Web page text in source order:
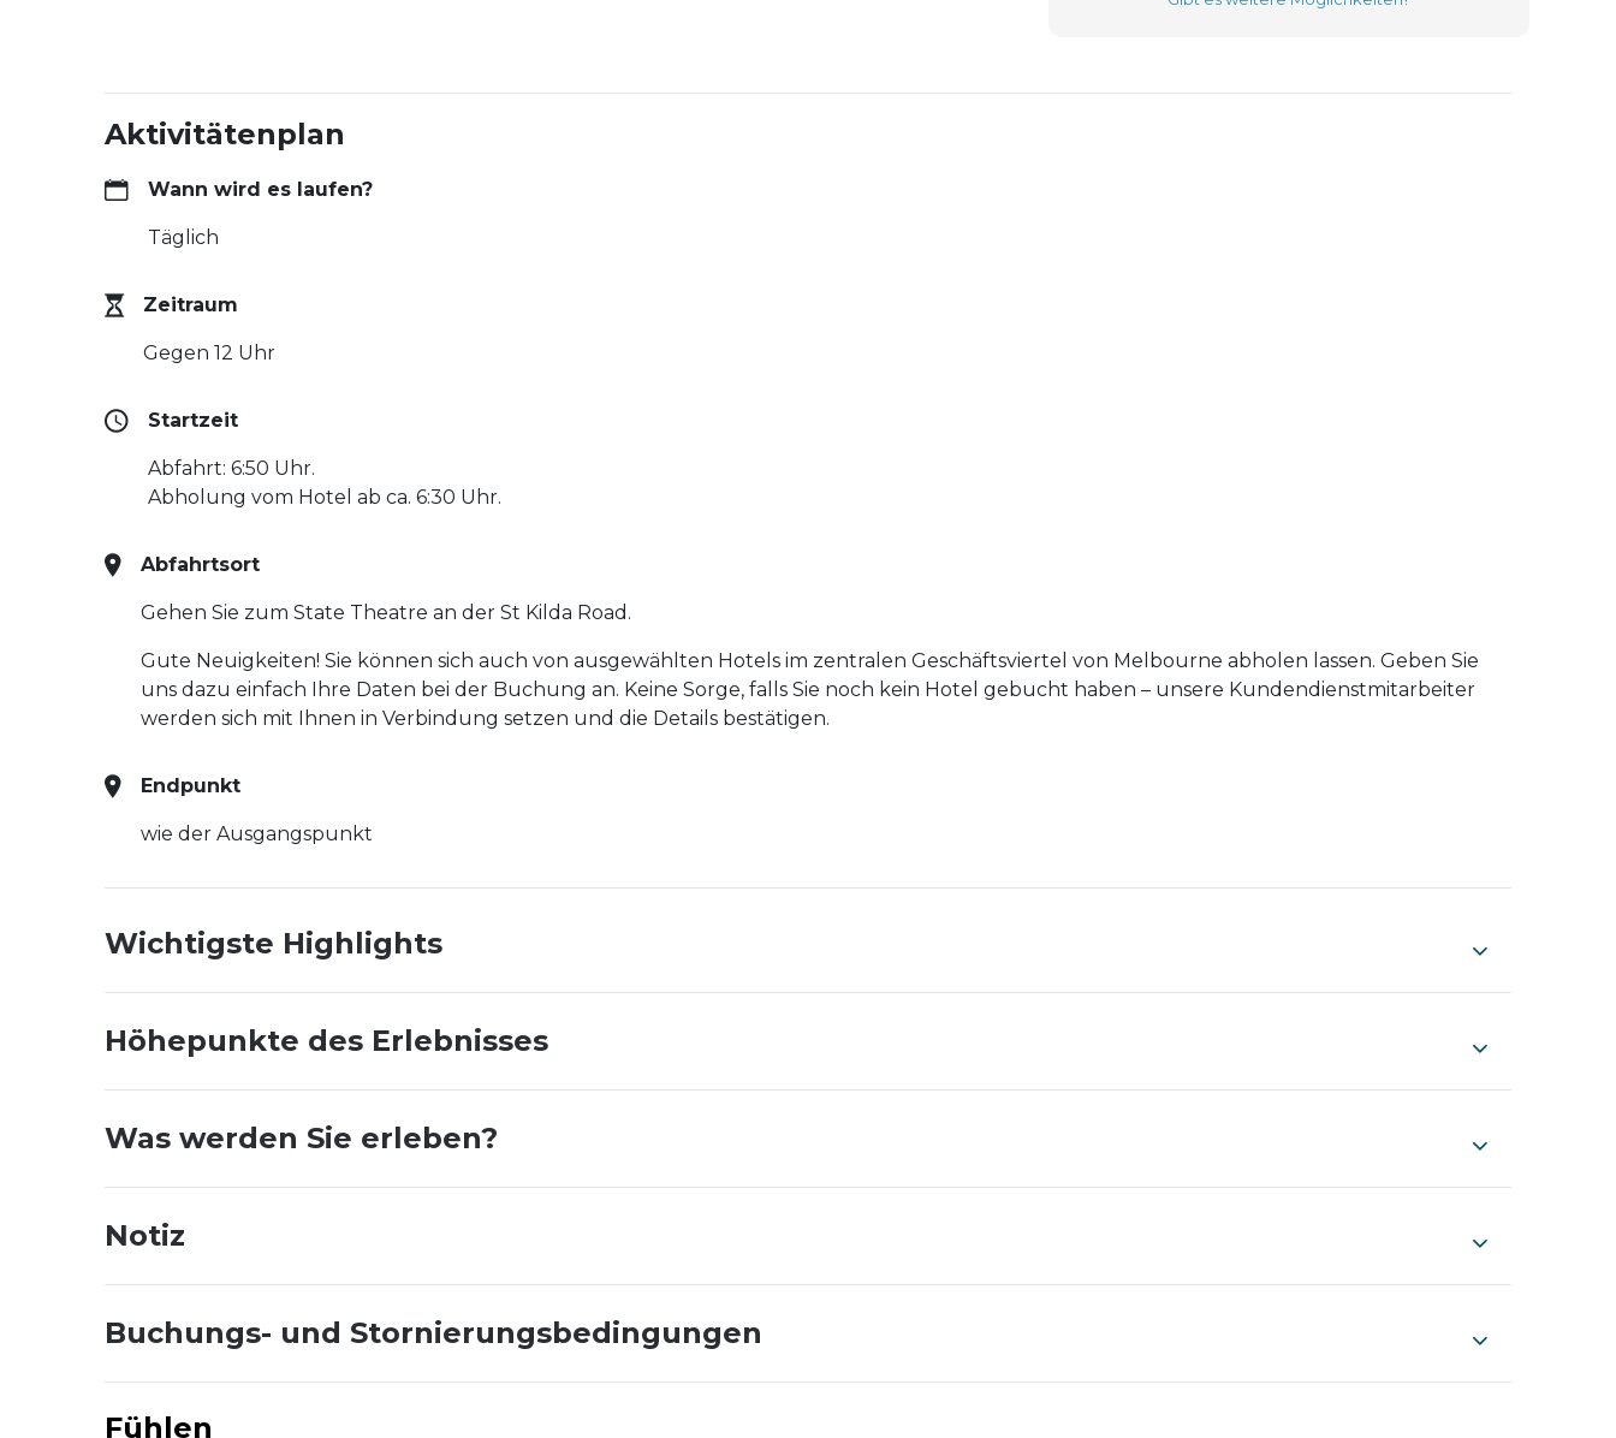
Aktivitätenplan
Wann wird es laufen?
Täglich
Zeitraum
Gegen 12 Uhr
Startzeit
Abfahrt: 6:50 Uhr.
Abholung vom Hotel ab ca. 6:30 Uhr.
Abfahrtsort
Gehen Sie zum State Theatre an der St Kilda Road.
Gute Neuigkeiten! Sie können sich auch von ausgewählten Hotels im zentralen Geschäftsviertel von Melbourne abholen lassen. Geben Sie
uns dazu einfach Ihre Daten bei der Buchung an. Keine Sorge, falls Sie noch kein Hotel gebucht haben – unsere Kundendienstmitarbeiter
werden sich mit Ihnen in Verbindung setzen und die Details bestätigen.
Endpunkt
wie der Ausgangspunkt
Wichtigste Highlights
Höhepunkte des Erlebnisses
Was werden Sie erleben?
Notiz
Buchungs- und Stornierungsbedingungen
Fühlen